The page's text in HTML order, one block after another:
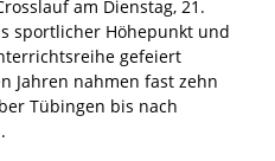
am Dienstag, 21.
sportlicher Höhepunkt und
gefeiert
Jahren nahmen fast zehn
Tübingen bis nach